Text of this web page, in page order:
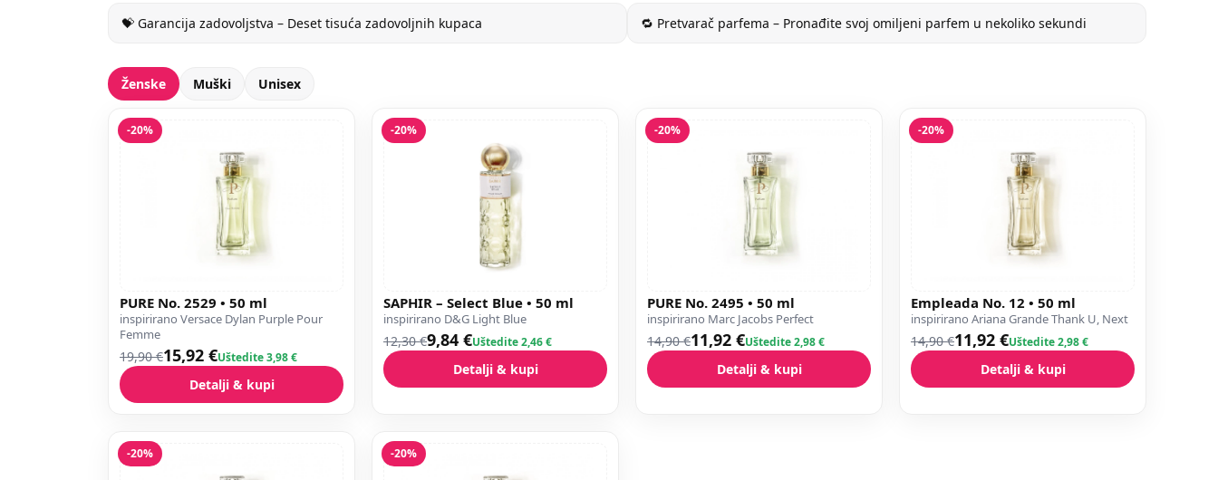
💝 Garancija zadovoljstva – Deset tisuća zadovoljnih kupaca 🔁 Pretvarač parfema – Pronađite svoj omiljeni parfem u nekoliko sekundi
Ženske Muški Unisex
-20%
PURE No. 2529 • 50 ml
inspirirano Versace Dylan Purple Pour
Femme
19,90 €15,92 €Uštedite 3,98 €
Detalji & kupi
-20%
SAPHIR – Select Blue • 50 ml
inspirirano D&G Light Blue
12,30 €9,84 €Uštedite 2,46 €
Detalji & kupi
-20%
PURE No. 2495 • 50 ml
inspirirano Marc Jacobs Perfect
14,90 €11,92 €Uštedite 2,98 €
Detalji & kupi
-20%
Empleada No. 12 • 50 ml
inspirirano Ariana Grande Thank U, Next
14,90 €11,92 €Uštedite 2,98 €
Detalji & kupi
-20% -20%